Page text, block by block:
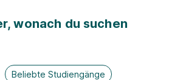
wonach du suchen
Beliebte Studiengänge